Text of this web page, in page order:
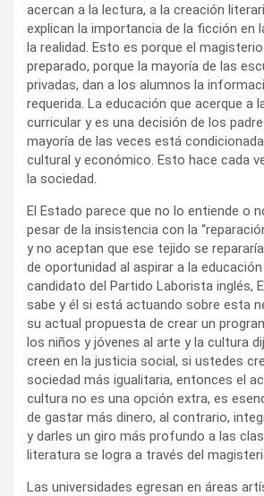
acercan a la lectura, a la creación
explican la importancia de la ficción en
la realidad. Esto es porque el
preparado, porque la mayoría de las
privadas, dan a los alumnos la
requerida. La educación que acerque a
curricular y es una decisión de los
mayoría de las veces está
cultural y económico. Esto hace cada
la sociedad.
El Estado parece que no lo entiende o
pesar de la insistencia con la
y no aceptan que ese tejido se
de oportunidad al aspirar a la
candidato del Partido Laborista inglés,
sabe y él si está actuando sobre esta
su actual propuesta de crear un
los niños y jóvenes al arte y la cultura
creen en la justicia social, si ustedes
sociedad más igualitaria, entonces el
cultura no es una opción extra, es
de gastar más dinero, al contrario,
y darles un giro más profundo a las
literatura se logra a través del
Las universidades egresan en áreas